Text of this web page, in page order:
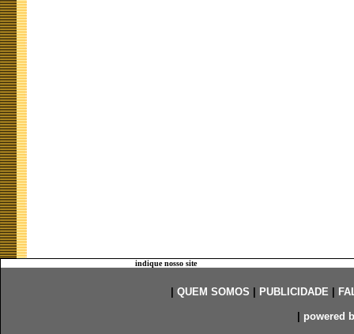
indique nosso site
QUEM SOMOS PUBLICIDADE|
powered